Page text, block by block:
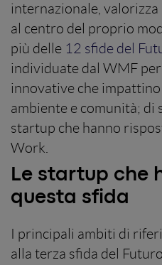
internazionale,
al centro del proprio
più delle 12 sfide del
individuate dal WMF
innovative che
ambiente e comunità; di
startup che hanno
Work.
Le startup che
questa sfida
I principali ambiti di
alla terza sfida del